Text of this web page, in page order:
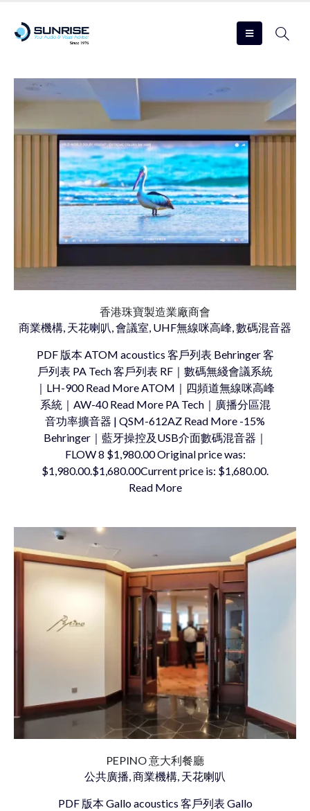
香港珠寶製造業廠商會
商業機構, 天花喇叭, 會議室, UHF無線咪高峰, 數碼混音器
PDF 版本 ATOM acoustics 客戶列表 Behringer 客
戶列表 PA Tech 客戶列表 RF｜數碼無綫會議系統
｜LH-900 Read More ATOM｜四頻道無線咪高峰
系統｜AW-40 Read More PA Tech｜廣播分區混
音功率擴音器 | QSM-612AZ Read More -15%
Behringer｜藍牙操控及USB介面數碼混音器｜
FLOW 8 $1,980.00 Original price was:
$1,980.00.$1,680.00Current price is: $1,680.00.
Read More
PEPINO 意大利餐廳
公共廣播, 商業機構, 天花喇叭
PDF 版本 Gallo acoustics 客戶列表 Gallo